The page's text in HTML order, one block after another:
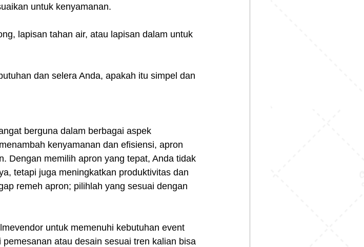
untuk kenyamanan.
lapisan tahan air, atau lapisan dalam untuk
dan selera Anda, apakah itu simpel dan
berguna dalam berbagai aspek
kenyamanan dan efisiensi, apron
Dengan memilih apron yang tepat, Anda tidak
tetapi juga meningkatkan produktivitas dan
remeh apron; pilihlah yang sesuai dengan
untuk memenuhi kebutuhan event
atau desain sesuai tren kalian bisa